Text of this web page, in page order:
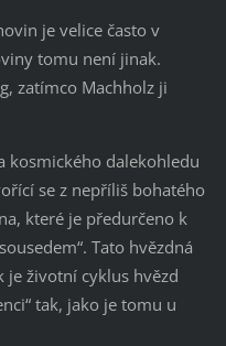
je velice často v
tomu není jinak.
zatímco Machholz ji
kosmického dalekohledu
se z nepříliš bohatého
které je předurčeno k
Tato hvězdná
životní cyklus hvězd
tak, jako je tomu u